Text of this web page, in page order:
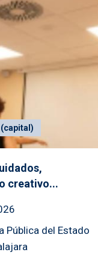
creativo...
Pública del Estado